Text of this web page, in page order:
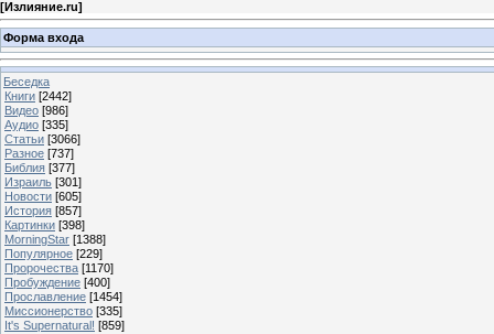
[Излияние.ru]
Форма входа
Беседка
Книги [2442]
Видео [986]
Аудио [335]
Статьи [3066]
Разное [737]
Библия [377]
Израиль [301]
Новости [605]
История [857]
Картинки [398]
MorningStar [1388]
Популярное [229]
Пророчества [1170]
Пробуждение [400]
Прославление [1454]
Миссионерство [335]
It's Supernatural! [859]